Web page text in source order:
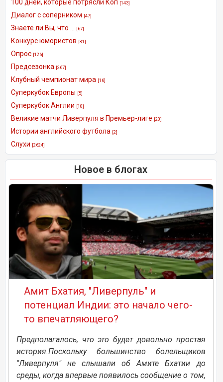
100 дней, которые потрясли Коп [143]
Диалог с соперником [47]
Знаете ли Вы, что ... [67]
Конкурс юмористов [81]
Опрос [126]
Предсезонка [267]
Клубный чемпионат мира [16]
Суперкубок Европы [5]
Суперкубок Англии [10]
Великие матчи Ливерпуля в Премьер-лиге [20]
Истории английского футбола [2]
Слухи [2624]
Новое в блогах
Амит Бхатия, "Ливерпуль" и
потенциал Индии: это начало чего-
то впечатляющего?
Предполагалось, что это будет довольно простая
история.Поскольку большинство болельщиков
"Ливерпуля" не слышали об Амите Бхатии до
среды, когда впервые появилось сообщение о том,